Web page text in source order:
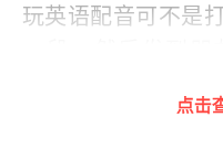
玩英语配音可不是
一段，然后发到
里我想以“英语趣
点击